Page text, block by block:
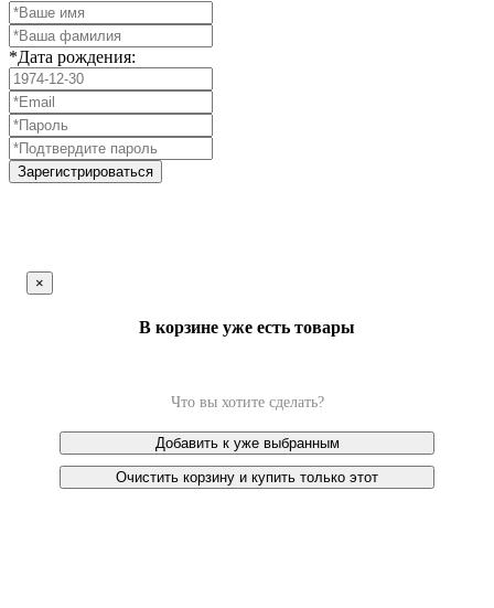
*Дата рождения:
Зарегистрироваться
×
В корзине уже есть товары
Что вы хотите сделать?
Добавить к уже выбранным
Очистить корзину и купить только этот